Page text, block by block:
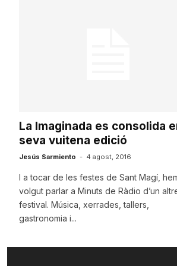
t
e
T
La Imaginada es consolida
seva vuitena edició
Jesús Sarmiento - 4 agost, 2016
I a tocar de les festes de Sant Magí,
volgut parlar a Minuts de Ràdio d’un
festival. Música, xerrades, tallers,
gastronomia i...